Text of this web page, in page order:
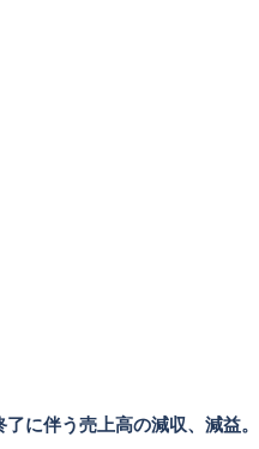
に伴う売上高の減収、減益。